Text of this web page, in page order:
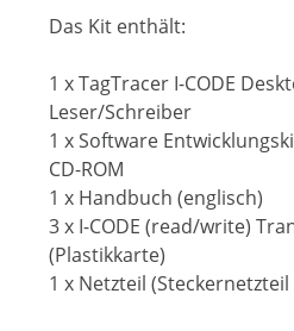
Das Kit enthält:
1 x TagTracer I-CODE
Leser/Schreiber
1 x Software
CD-ROM
1 x Handbuch (englisch)
3 x I-CODE (read/write)
(Plastikkarte)
1 x Netzteil